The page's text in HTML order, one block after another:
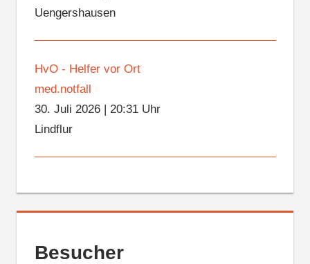
Uengershausen
HvO - Helfer vor Ort
med.notfall
30. Juli 2026| 20:31 Uhr
Lindflur
Besucher